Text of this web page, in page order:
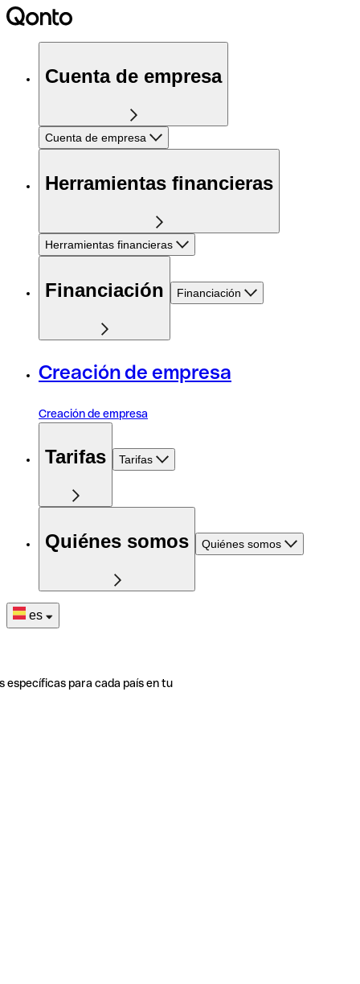
Cuenta de empresa
Cuenta de empresa
Herramientas financieras
Herramientas financieras
Financiación Financiación
Creación de empresa
Creación de empresa
Tarifas Tarifas
Quiénes somos Quiénes somos
es
específicas para cada país en tu